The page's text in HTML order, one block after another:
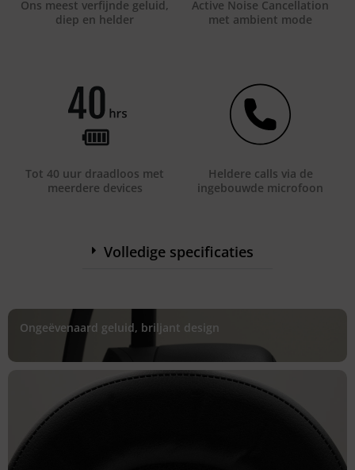
Ons meest verfijnde geluid,
diep en helder
Active Noise Cancellation
met ambient mode
Tot 40 uur draadloos met
meerdere devices
Heldere calls via de
ingebouwde microfoon
Volledige specificaties
Ongeëvenaard geluid, briljant design